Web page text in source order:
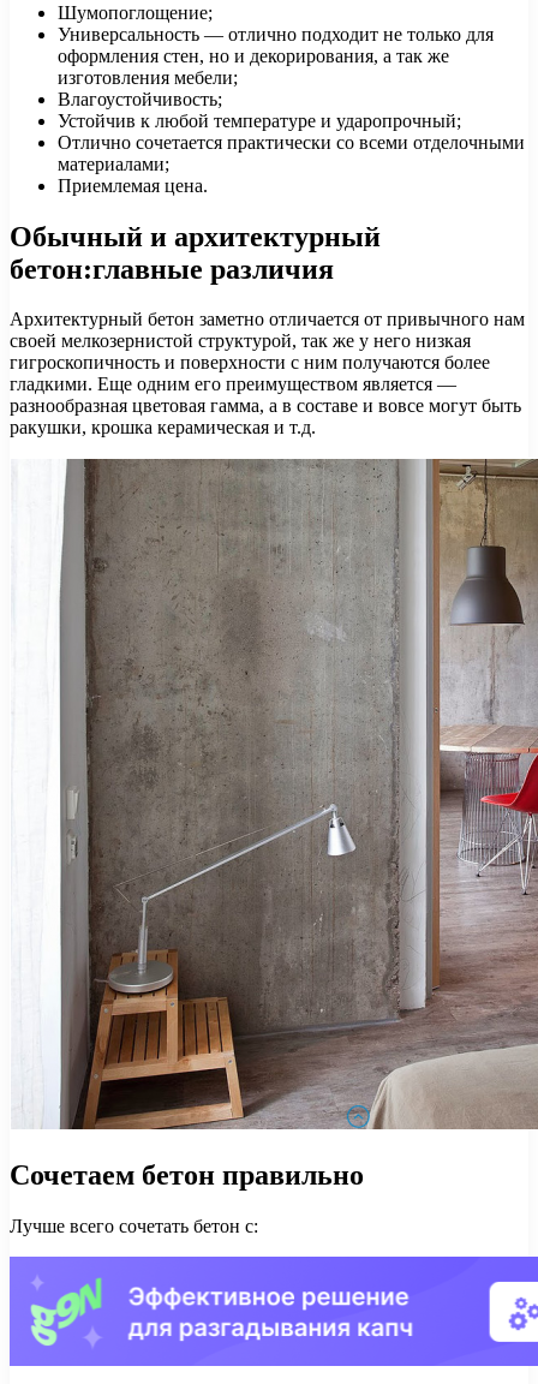
Шумопоглощение;
Универсальность — отлично подходит не только для
оформления стен, но и декорирования, а так же
изготовления мебели;
Влагоустойчивость;
Устойчив к любой температуре и ударопрочный;
Отлично сочетается практически со всеми отделочными
материалами;
Приемлемая цена.
Обычный и архитектурный
бетон:главные различия
Архитектурный бетон заметно отличается от привычного нам
своей мелкозернистой структурой, так же у него низкая
гигроскопичность и поверхности с ним получаются более
гладкими. Еще одним его преимуществом является —
разнообразная цветовая гамма, а в составе и вовсе могут быть
ракушки, крошка керамическая и т.д.
Сочетаем бетон правильно
Лучше всего сочетать бетон с: